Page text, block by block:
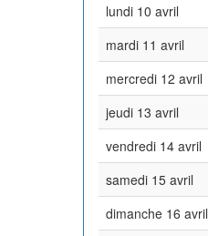
lundi 10 avril
mardi 11 avril
mercredi 12 avril
jeudi 13 avril
vendredi 14 avril
samedi 15 avril
dimanche 16 avril